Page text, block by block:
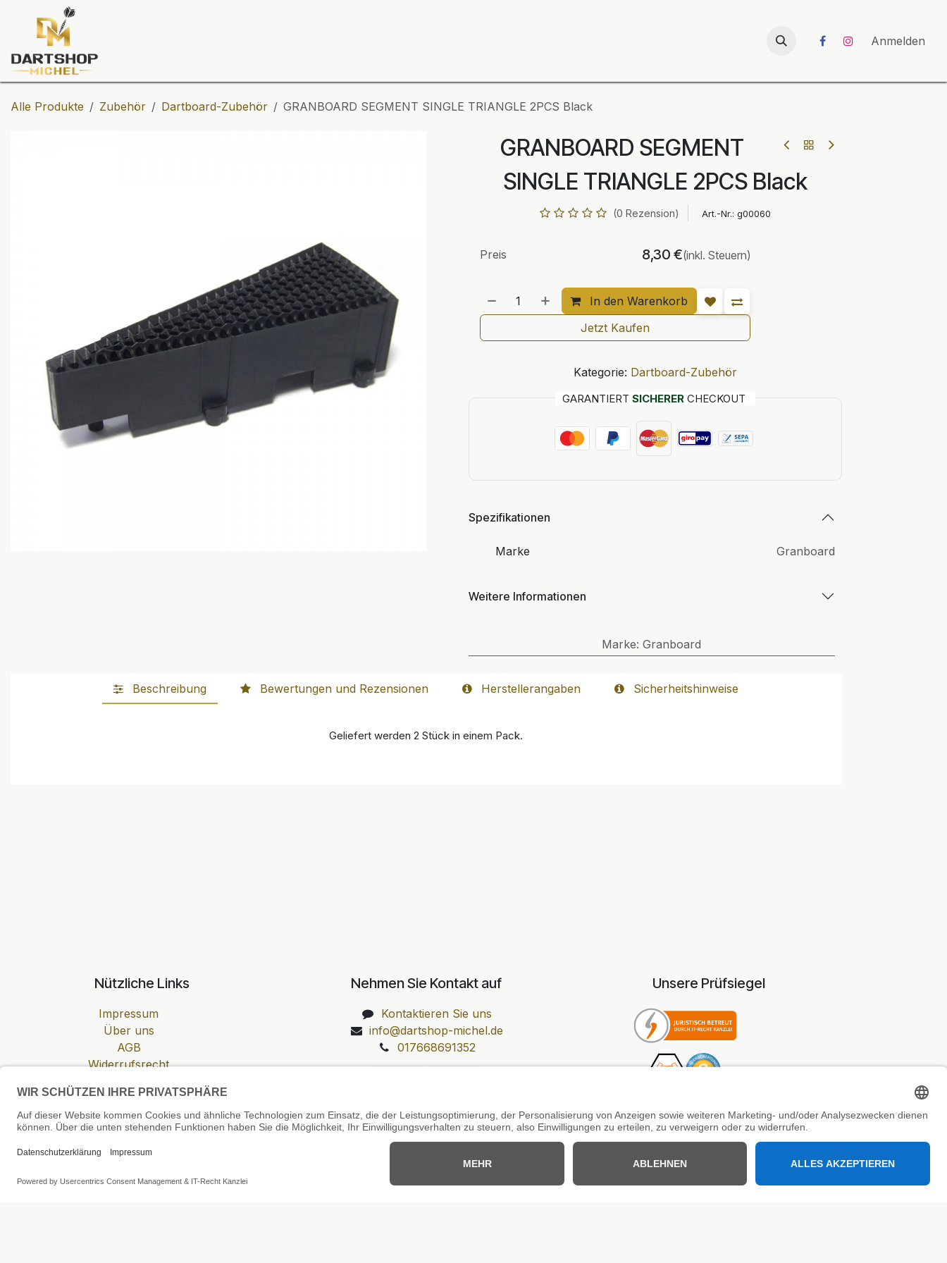
Zum Inhalt springen
UNICORN-Launch 2026 Anmelden
Alle Produkte Zubehör Dartboard-Zubehör GRANBOARD SEGMENT SINGLE TRIANGLE 2PCS Black
GRANBOARD SEGMENT
SINGLE TRIANGLE 2PCS Black
(0 Rezension) Art.-Nr.: g00060
In den Warenkorb
Preis 8,30 €(inkl. Steuern)
Jetzt Kaufen
Kategorie: Dartboard-Zubehör
GARANTIERT SICHERERCHECKOUT
Spezifikationen
Marke Granboard
Weitere Informationen
Marke:Granboard
Beschreibung Bewertungen und Rezensionen Herstellerangaben Sicherheitshinweise
Geliefert werden 2 Stück in einem Pack.
Nützliche Links
Impressum
Über uns
AGB
Widerrufsrecht
Zahlung & Versand
Cookie-Einstellungen
Nehmen Sie Kontakt auf
Kontaktieren Sie uns
info@dartshop-michel.de
017668691352
Unsere Prüfsiegel